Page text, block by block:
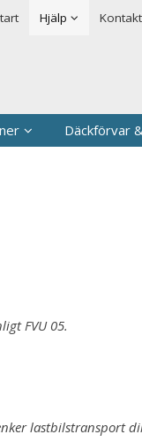
Hjälp
& Cookies Kontakt
Lösenord*
Kom ihåg mig
Däckförvar
FVU 05.
lastbilstransport